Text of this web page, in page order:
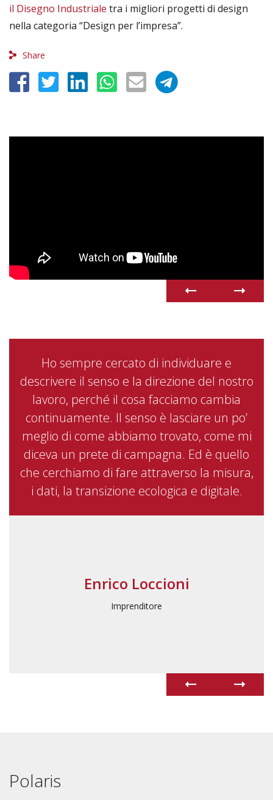
il Disegno Industriale tra i migliori progetti di design
nella categoria “Design per l’impresa”.
Share
Ho sempre cercato di individuare e
descrivere il senso e la direzione del nostro
lavoro, perché il cosa facciamo cambia
continuamente. Il senso è lasciare un po’
meglio di come abbiamo trovato, come mi
diceva un prete di campagna. Ed è quello
che cerchiamo di fare attraverso la misura,
i dati, la transizione ecologica e digitale.
Enrico Loccioni
Imprenditore
Polaris